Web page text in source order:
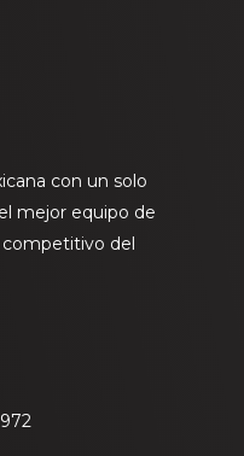
con un solo
mejor equipo de
competitivo del